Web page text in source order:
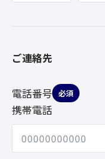
ご連絡先
電話番号 必須
携帯電話